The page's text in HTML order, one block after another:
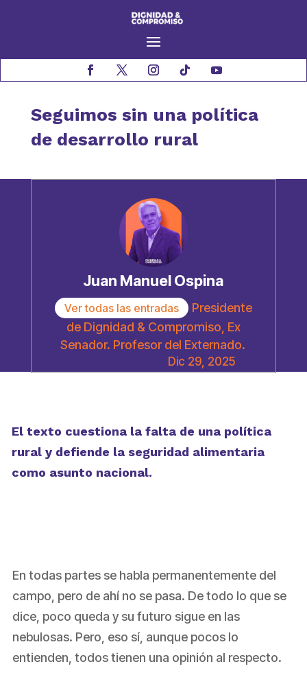
Seguimos sin una política
de desarrollo rural
Juan Manuel Ospina
Ver todas las entradas
Presidente
de Dignidad & Compromiso, Ex
Senador. Profesor del Externado.
Dic 29, 2025
El texto cuestiona la falta de una política
rural y defiende la seguridad alimentaria
como asunto nacional.
En todas partes se habla permanentemente del
campo, pero de ahí no se pasa. De todo lo que se
dice, poco queda y su futuro sigue en las
nebulosas. Pero, eso sí, aunque pocos lo
entienden, todos tienen una opinión al respecto.